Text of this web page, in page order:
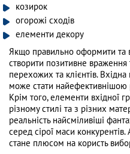
козирок
огорожі сходів
елементи декору
Якщо правильно оформити та
створити позитивне враження
перехожих та клієнтів.
може стати найефективнішою
Крім того, елементи вхідної
різному стилі та з різних
реальність найсміливіші
серед сірої маси
стане плюсом на користь